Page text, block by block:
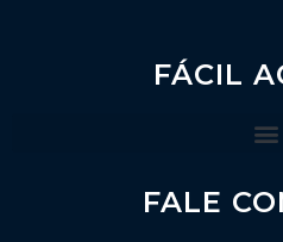
FÁCIL
FALE